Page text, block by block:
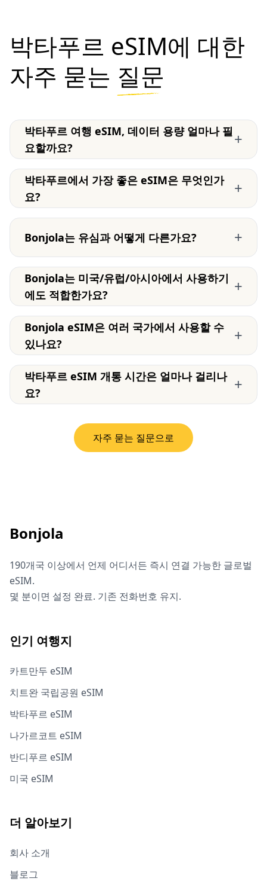
박타푸르 eSIM에 대한
자주 묻는 질문
박타푸르 여행 eSIM, 데이터 용량 얼마나 필
요할까요?
+
박타푸르에서 가장 좋은 eSIM은 무엇인가
요?
+
Bonjola는 유심과 어떻게 다른가요? +
Bonjola는 미국/유럽/아시아에서 사용하기
에도 적합한가요?
+
Bonjola eSIM은 여러 국가에서 사용할 수
있나요?
+
박타푸르 eSIM 개통 시간은 얼마나 걸리나
요?
+
자주 묻는 질문으로
Bonjola
190개국 이상에서 언제 어디서든 즉시 연결 가능한 글로벌
eSIM.
몇 분이면 설정 완료. 기존 전화번호 유지.
인기 여행지
카트만두 eSIM
치트완 국립공원 eSIM
박타푸르 eSIM
나가르코트 eSIM
반디푸르 eSIM
미국 eSIM
더 알아보기
회사 소개
블로그